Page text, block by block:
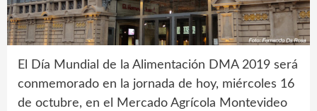
El Día Mundial de la Alimentación DMA 2019 será
conmemorado en la jornada de hoy, miércoles 16
de octubre, en el Mercado Agrícola Montevideo